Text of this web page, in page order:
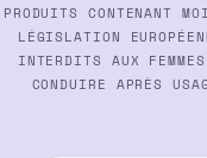
PRODUITS CONTENANT
LÉGISLATION
INTERDITS AUX
CONDUIRE APRÈS